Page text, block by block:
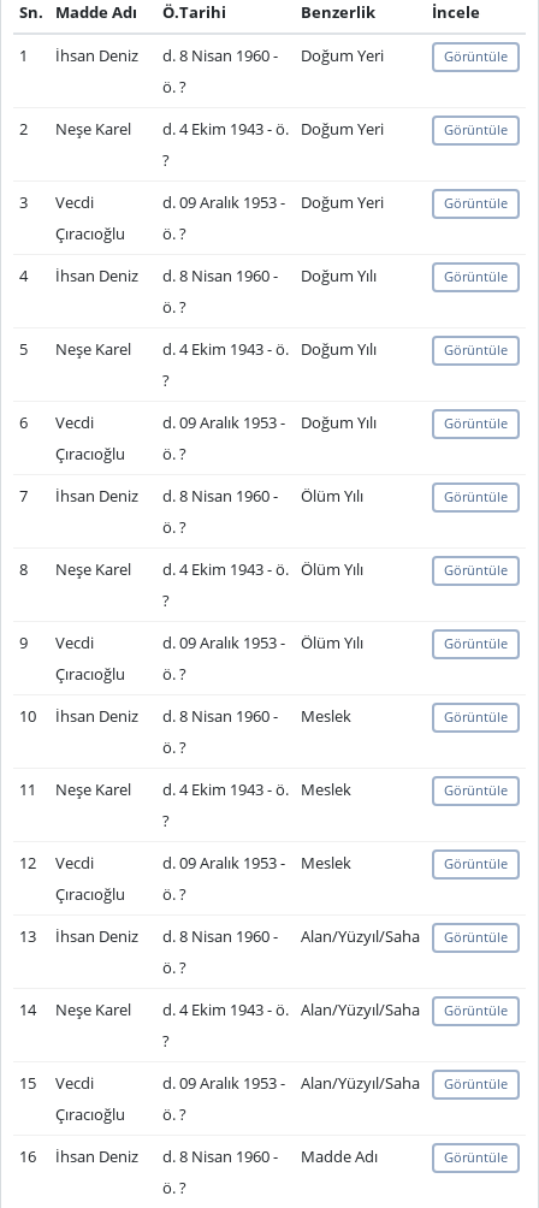
Sn. Madde Adı
Ö.Tarihi
Benzerlik
İncele
1
İhsan Deniz
d. 8 Nisan 1960 -
ö. ?
Doğum Yeri Görüntüle
2 Neşe Karel
d. 4 Ekim 1943 - ö.
?
Doğum Yeri Görüntüle
3
Vecdi
Çıracıoğlu
d. 09 Aralık 1953 -
ö. ?
Doğum Yeri Görüntüle
4 İhsan Deniz
d. 8 Nisan 1960 -
ö. ?
Doğum Yılı Görüntüle
5 Neşe Karel
d. 4 Ekim 1943 - ö.
?
Doğum Yılı Görüntüle
6
Vecdi
Çıracıoğlu
d. 09 Aralık 1953 -
ö. ?
Doğum Yılı Görüntüle
7 İhsan Deniz
d. 8 Nisan 1960 -
ö. ?
Ölüm Yılı Görüntüle
8 Neşe Karel
d. 4 Ekim 1943 - ö.
?
Ölüm Yılı Görüntüle
9
Vecdi
Çıracıoğlu
d. 09 Aralık 1953 -
ö. ?
Ölüm Yılı Görüntüle
10 İhsan Deniz
d. 8 Nisan 1960 -
ö. ?
Meslek Görüntüle
11 Neşe Karel
d. 4 Ekim 1943 - ö.
?
Meslek Görüntüle
12
Vecdi
Çıracıoğlu
d. 09 Aralık 1953 -
ö. ?
Meslek Görüntüle
13 İhsan Deniz
d. 8 Nisan 1960 -
ö. ?
Alan/Yüzyıl/Saha Görüntüle
14 Neşe Karel
d. 4 Ekim 1943 - ö.
?
Alan/Yüzyıl/Saha Görüntüle
15
Vecdi
Çıracıoğlu
d. 09 Aralık 1953 -
ö. ?
Alan/Yüzyıl/Saha Görüntüle
16 İhsan Deniz
d. 8 Nisan 1960 -
ö. ?
Madde Adı Görüntüle